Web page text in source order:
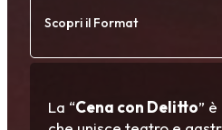
Scopri il Format
La “Cena con Delitto”